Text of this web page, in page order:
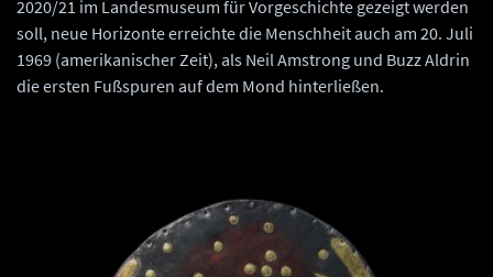
2020/21 im Landesmuseum für Vorgeschichte gezeigt werden
soll, neue Horizonte erreichte die Menschheit auch am 20. Juli
1969 (amerikanischer Zeit), als Neil Amstrong und Buzz Aldrin
die ersten Fußspuren auf dem Mond hinterließen.